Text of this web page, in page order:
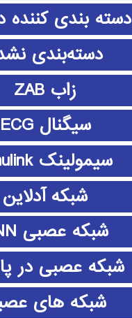
دسته بندی کننده
دسته‌بندی
زاب ZAB
سیگنال ECG
سیمولینک simulink
شبکه آدلاین
شبکه عصبی CNN
شبکه عصبی در
شبکه های